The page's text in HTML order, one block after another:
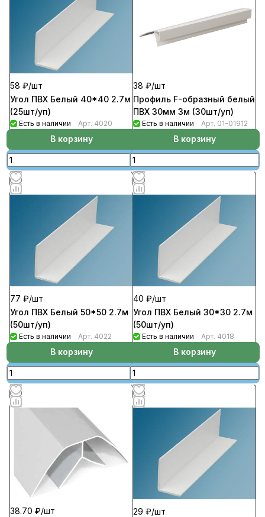
58 ₽/шт
Угол ПВХ Белый 40*40 2.7м
(25шт/уп)
Есть в наличии Арт. 4020
В корзину
38 ₽/шт
Профиль F-образный белый
ПВХ 30мм 3м (30шт/уп)
Есть в наличии Арт. 01-01912
В корзину
77 ₽/шт
Угол ПВХ Белый 50*50 2.7м
(50шт/уп)
Есть в наличии Арт. 4022
В корзину
40 ₽/шт
Угол ПВХ Белый 30*30 2.7м
(50шт/уп)
Есть в наличии Арт. 4018
В корзину
38.70 ₽/шт
29 ₽/шт